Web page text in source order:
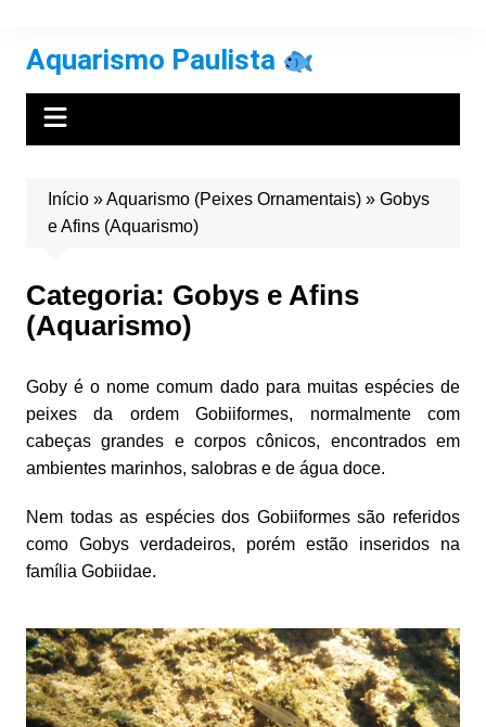
conteúdo
Aquarismo Paulista
Início»Aquarismo (Peixes Ornamentais)» Gobys
e Afins (Aquarismo)
Categoria: Gobys e Afins
(Aquarismo)
Goby é o nome comum dado para muitas espécies de
peixes da ordem Gobiiformes, normalmente com
cabeças grandes e corpos cônicos, encontrados em
ambientes marinhos, salobras e de água doce.
Nem todas as espécies dos Gobiiformes são referidos
como Gobys verdadeiros, porém estão inseridos na
família Gobiidae.